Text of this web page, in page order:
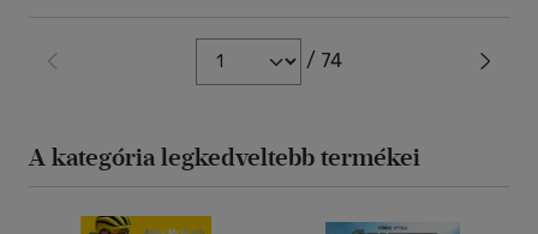
/ 74
A kategória legkedveltebb termékei